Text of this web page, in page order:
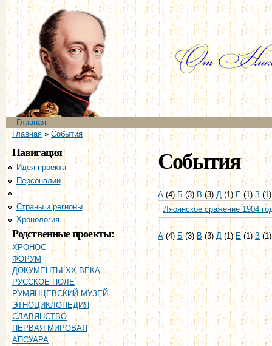
Главное меню
Главная
Вы здесь
Главная» События
Навигация
Идея проекта
Персоналии
События
Страны и регионы
Хронология
Родственные проекты:
ХРОНОС
ФОРУМ
ДОКУМЕНТЫ XX ВЕКА
РУССКОЕ ПОЛЕ
РУМЯНЦЕВСКИЙ МУЗЕЙ
ЭТНОЦИКЛОПЕДИЯ
СЛАВЯНСТВО
ПЕРВАЯ МИРОВАЯ
АПСУАРА
События
А(4)Б(3)В(3) Д(1)Е(1)З
Ляоянское сражение 1904
А(4)Б(3)В(3)Д (1)Е(1)З